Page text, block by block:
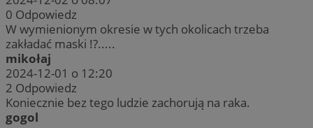
0 Odpowiedz
W wymienionym okresie w tych okolicach trzeba
zakładać maski !?.....
mikołaj
2024-12-01 o 12:20
2 Odpowiedz
Koniecznie bez tego ludzie zachorują na raka.
gogol